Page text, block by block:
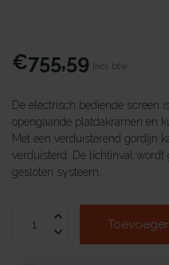
€755,59 Incl. btw
De electrisch bediende screen
opengaande platdakramen en
Met een verduisterend gordijn
verduisterd. De lichtinval wordt
gesloten systeem.